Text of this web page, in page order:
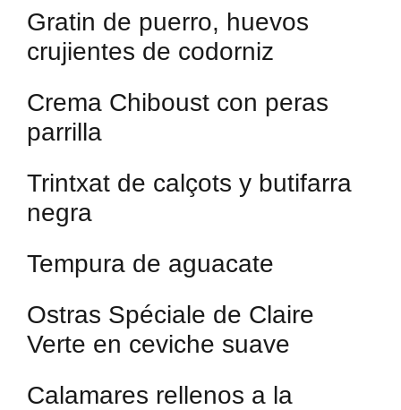
Gratin de puerro, huevos
crujientes de codorniz
Crema Chiboust con peras
parrilla
Trintxat de calçots y butifarra
negra
Tempura de aguacate
Ostras Spéciale de Claire
Verte en ceviche suave
Calamares rellenos a la